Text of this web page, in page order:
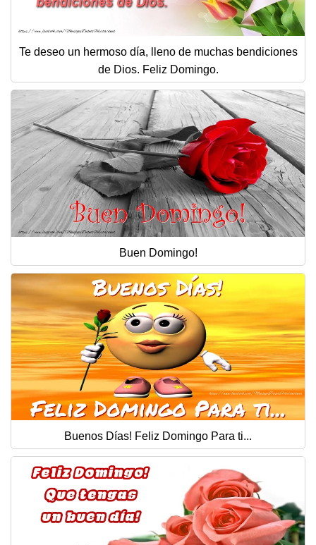
Te deseo un hermoso día, lleno de muchas bendiciones
de Dios. Feliz Domingo.
Buen Domingo!
Buenos Días! Feliz Domingo Para ti...